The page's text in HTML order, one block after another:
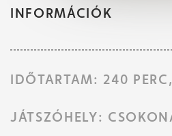
INFORMÁCIÓK
IDŐTARTAM: 240
JÁTSZÓHELY: